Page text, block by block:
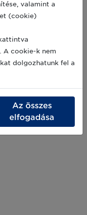
valamint a
(cookie)
A cookie-k nem
dolgozhatunk fel a
Az összes
elfogadása